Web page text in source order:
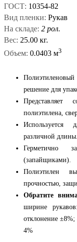
ГОСТ: 10354-82
Вид пленки: Рукав
На складе: 2 рол.
Вес: 25.00 кг.
Объем: 0.0403 м3
решение для
полиэтилена,
Используется
различной
Герметично
(запайщиками).
Полиэтилен
прочностью,
Обратите
ширине
отклонение
4%